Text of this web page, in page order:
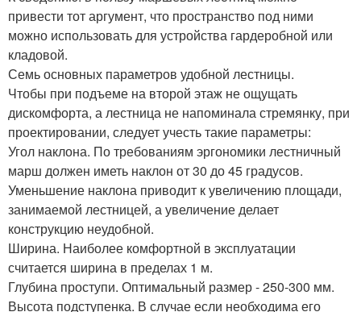
привести тот аргумент, что пространство под ними
можно использовать для устройства гардеробной или
кладовой.
Семь основных параметров удобной лестницы.
Чтобы при подъеме на второй этаж не ощущать
дискомфорта, а лестница не напоминала стремянку, при
проектировании, следует учесть такие параметры:
Угол наклона. По требованиям эргономики лестничный
марш должен иметь наклон от 30 до 45 градусов.
Уменьшение наклона приводит к увеличению площади,
занимаемой лестницей, а увеличение делает
конструкцию неудобной.
Ширина. Наиболее комфортной в эксплуатации
считается ширина в пределах 1 м.
Глубина проступи. Оптимальный размер - 250-300 мм.
Высота подступенка. В случае если необходима его